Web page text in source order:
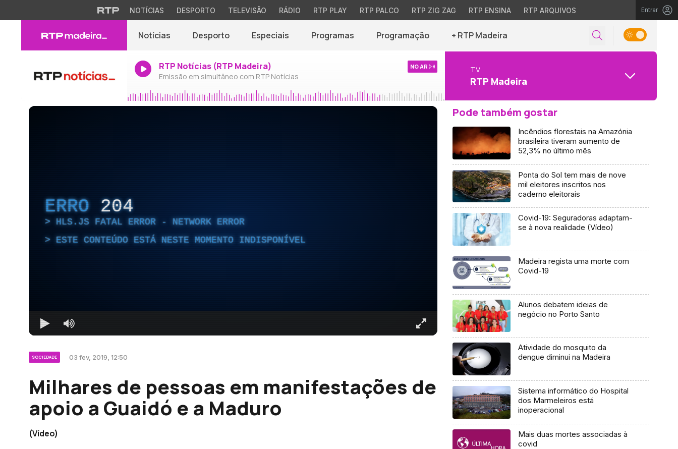
NOTÍCIAS DESPORTO TELEVISÃO RÁDIO RTP PLAY RTP PALCO RTP ZIG ZAG RTP ENSINA RTP ARQUIVOS Entrar
Notícias Desporto Especiais Programas Programação + RTP Madeira
RTP Notícias (RTP Madeira)
Emissão em simultâneo com RTP Notícias
NO AR TV
RTP Madeira
ERRO 204
HLS.JS FATAL ERROR - NETWORK ERROR
ESTE CONTEÚDO ESTÁ NESTE MOMENTO INDISPONÍVEL
SOCIEDADE 03 fev, 2019, 12:50
Milhares de pessoas em manifestações de
apoio a Guaidó e a Maduro
(Vídeo)
Pode também gostar
Incêndios florestais na Amazónia
brasileira tiveram aumento de
52,3% no último mês
Ponta do Sol tem mais de nove
mil eleitores inscritos nos
caderno eleitorais
Covid-19: Seguradoras adaptam-
se à nova realidade (Vídeo)
Madeira regista uma morte com
Covid-19
Alunos debatem ideias de
negócio no Porto Santo
Atividade do mosquito da
dengue diminui na Madeira
Sistema informático do Hospital
dos Marmeleiros está
inoperacional
Mais duas mortes associadas à
covid